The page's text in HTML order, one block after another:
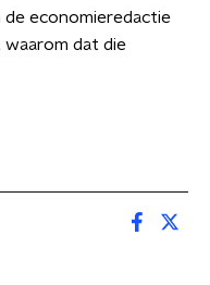
de economieredactie
dat die